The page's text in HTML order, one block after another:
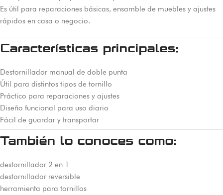
Es útil para reparaciones básicas, ensamble de muebles y ajustes
rápidos en casa o negocio.
Características principales:
Destornillador manual de doble punta
Útil para distintos tipos de tornillo
Práctico para reparaciones y ajustes
Diseño funcional para uso diario
Fácil de guardar y transportar
También lo conoces como:
destornillador 2 en 1
destornillador reversible
herramienta para tornillos